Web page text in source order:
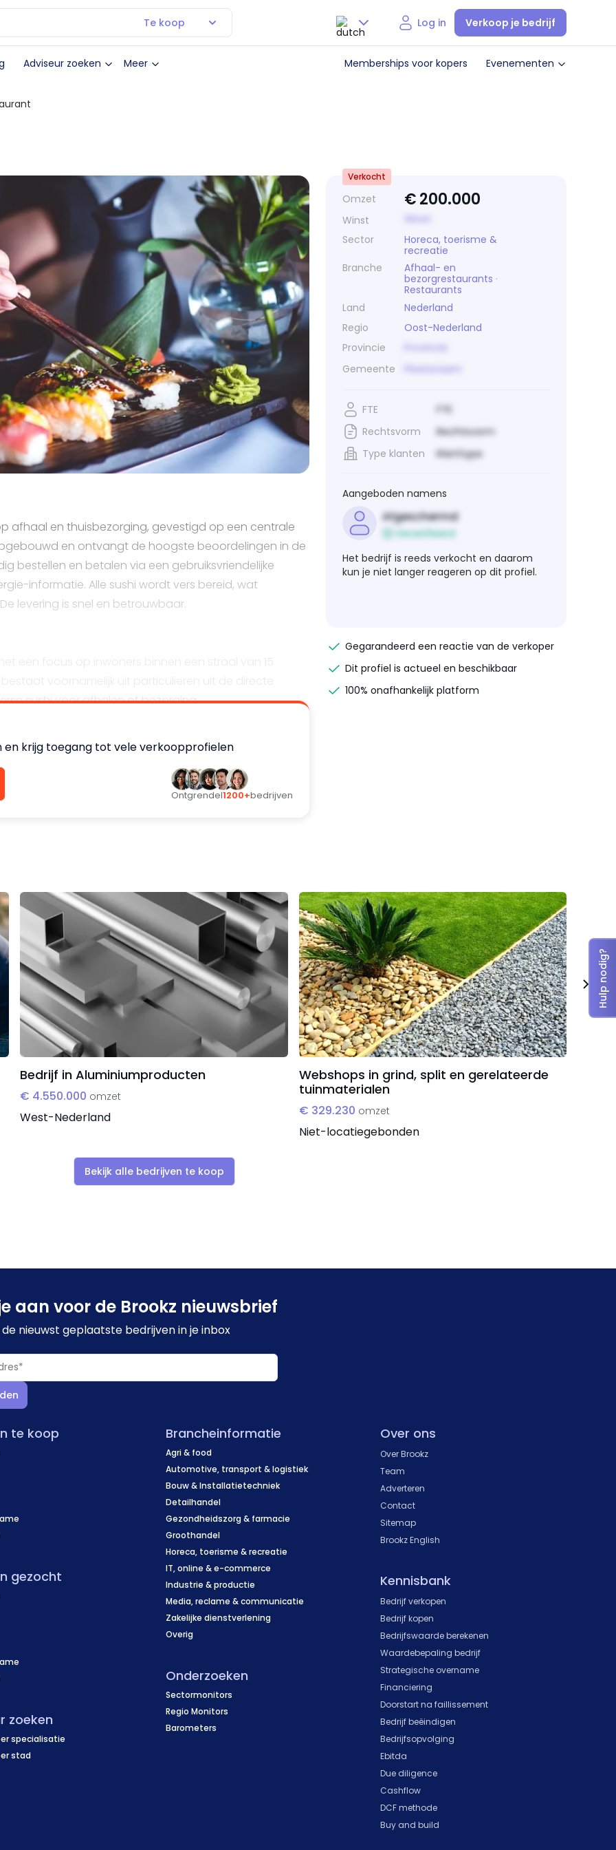
Te koop
Nederlands
Log in Verkoop je bedrijf
Adviseur zoeken Meer Memberships voor kopers Evenementen
afhaal en thuisbezorging, gevestigd op een centrale
en ontvangt de hoogste beoordelingen in de
bestellen en betalen via een gebruiksvriendelijke
informatie. Alle sushi wordt vers bereid, wat
levering is snel en betrouwbaar.
sushi voor afhalen of bezorging.
pand op een strategische locatie. De eigenares en
de productie, verkoop en logistiek. Het bedrijf wordt
goede beheersing van het bedrijfsproces en de
van de eigenares de laatste tijd minder
in de regio. Door intensievere bedrijfsvoering
per jaar. Ook de winstgevendheid biedt ruimte voor
van meer dan €65.000 bij optimalisatie.
en krijg toegang tot vele verkoopprofielen
Ontgrendel1200+bedrijven
Omzet €200.000
Winst
Sector
Horeca, toerisme &
recreatie
Branche
Afhaal- en
bezorgrestaurants ·
Restaurants
Land
Nederland
Regio
Oost-Nederland
Provincie
Gemeente
Verkocht
FTE
FTE
Rechtsvorm
Rechtsvorm
Type klanten
Klanttype
Aangeboden namens
Afgeschermd
Geverifieerd
Het bedrijf is reeds verkocht en daarom
kun je niet langer reageren op dit profiel.
Gegarandeerd een reactie van de verkoper
Dit profiel is actueel en beschikbaar
100% onafhankelijk platform
Bedrijf in Aluminiumproducten
€ 4.550.000 omzet
West-Nederland
Webshops in grind, split en gerelateerde
tuinmaterialen
€ 329.230 omzet
Niet-locatiegebonden
Bekijk alle bedrijven te koop
aan voor de Brookz nieuwsbrief
nieuwst geplaatste bedrijven in je inbox
te koop
gezocht
zoeken
specialisatie
stad
Brancheinformatie
Agri & food
Automotive, transport & logistiek
Bouw & Installatietechniek
Detailhandel
Gezondheidszorg & farmacie
Groothandel
Horeca, toerisme & recreatie
IT, online & e-commerce
Industrie & productie
Media, reclame & communicatie
Zakelijke dienstverlening
Overig
Onderzoeken
Sectormonitors
Regio Monitors
Barometers
Over ons
Over Brookz
Team
Adverteren
Contact
Sitemap
Brookz English
Kennisbank
Bedrijf verkopen
Bedrijf kopen
Bedrijfswaarde berekenen
Waardebepaling bedrijf
Strategische overname
Financiering
Doorstart na faillissement
Bedrijf beëindigen
Bedrijfsopvolging
Ebitda
Due diligence
Cashflow
DCF methode
Buy and build
Hulp nodig?